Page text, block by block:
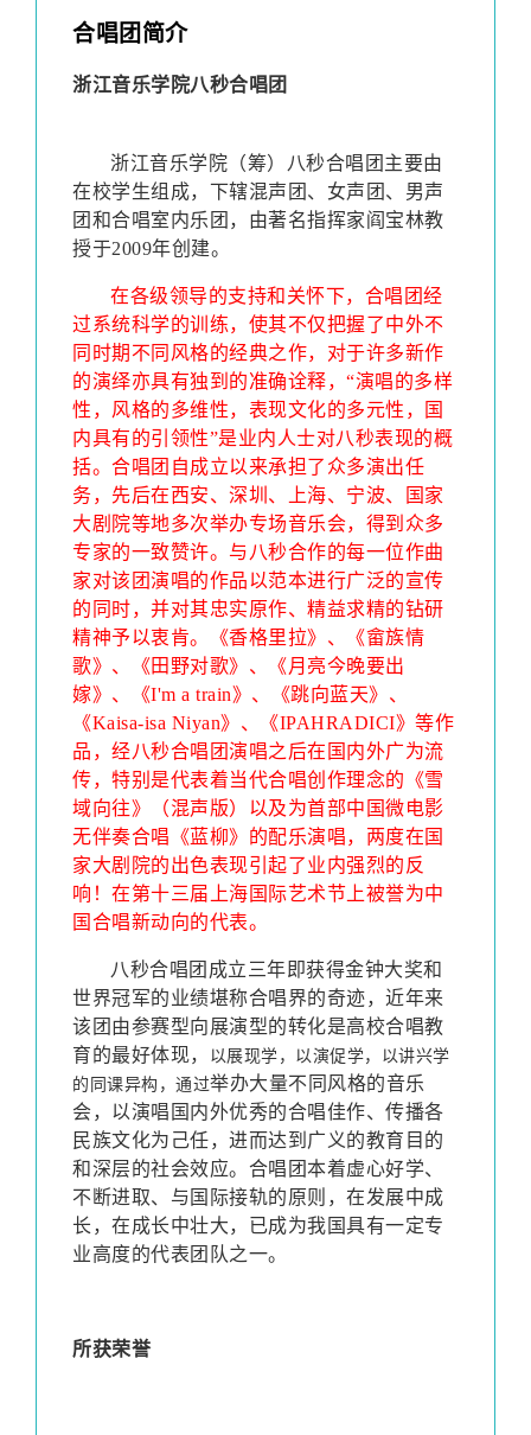
合唱团简介
浙江音乐学院八秒合唱团
浙江音乐学院（筹）八秒合唱团主要由
在校学生组成，下辖混声团、女声团、男声
团和合唱室内乐团，由著名指挥家阎宝林教
授于2009年创建。
在各级领导的支持和关怀下，合唱团经
过系统科学的训练，使其不仅把握了中外不
同时期不同风格的经典之作，对于许多新作
的演绎亦具有独到的准确诠释，“演唱的多样
性，风格的多维性，表现文化的多元性，国
内具有的引领性”是业内人士对八秒表现的概
括。合唱团自成立以来承担了众多演出任
务，先后在西安、深圳、上海、宁波、国家
大剧院等地多次举办专场音乐会，得到众多
专家的一致赞许。与八秒合作的每一位作曲
家对该团演唱的作品以范本进行广泛的宣传
的同时，并对其忠实原作、精益求精的钻研
精神予以衷肯。《香格里拉》、《畲族情
歌》、《田野对歌》、《月亮今晚要出
嫁》、《I'm a train》、《跳向蓝天》、
《Kaisa-isa Niyan》、《IPAHRADICI》等作
品，经八秒合唱团演唱之后在国内外广为流
传，特别是代表着当代合唱创作理念的《雪
域向往》（混声版）以及为首部中国微电影
无伴奏合唱《蓝柳》的配乐演唱，两度在国
家大剧院的出色表现引起了业内强烈的反
响！在第十三届上海国际艺术节上被誉为中
国合唱新动向的代表。
八秒合唱团成立三年即获得金钟大奖和
世界冠军的业绩堪称合唱界的奇迹，近年来
该团由参赛型向展演型的转化是高校合唱教
育的最好体现，
以展现学，以演促学，以讲兴学
的同课异构，通过举办大量不同风格的音乐
会，以演唱国内外优秀的合唱佳作、传播各
民族文化为己任，进而达到广义的教育目的
和深层的社会效应。合唱团本着虚心好学、
不断进取、与国际接轨的原则，在发展中成
长，在成长中壮大，已成为我国具有一定专
业高度的代表团队之一。
所获荣誉